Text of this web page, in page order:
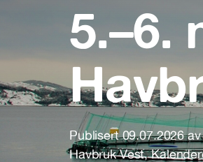
5.–6.
Publisert 09.07.2026
Havbruk Vest,